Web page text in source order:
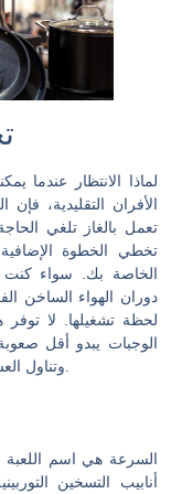
لماذا الانتظار
الأفران التقليدية، فإن
تعمل بالغاز تلغي
تخطي الخطوة
الخاصة بك. سواء كنت
دوران الهواء الساخن
لحظة تشغيلها. لا
الوجبات يبدو أقل
السرعة هي اسم اللعبة
أنابيب التسخين